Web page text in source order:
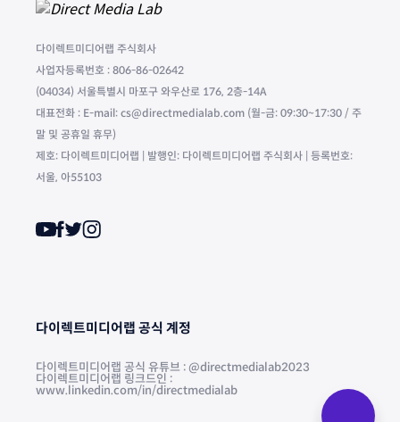
다이렉트미디어랩 주식회사
사업자등록번호 : 806-86-02642
(04034) 서울특별시 마포구 와우산로 176, 2층-14A
대표전화 : E-mail: cs@directmedialab.com (월-금: 09:30~17:30 / 주
말 및 공휴일 휴무)
제호: 다이렉트미디어랩 | 발행인: 다이렉트미디어랩 주식회사 | 등록번호:
서울, 아55103
다이렉트미디어랩 공식 계정
다이렉트미디어랩 공식 유튜브 : @directmedialab2023
다이렉트미디어랩 링크드인 :
www.linkedin.com/in/directmedialab